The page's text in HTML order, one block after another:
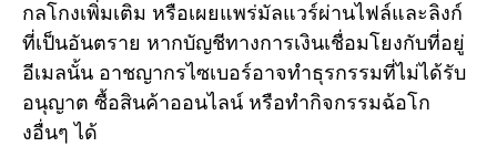
กลโกงเพิ่มเติม หรือเผยแพร่มัลแวร์ผ่านไฟล์และลิงก์
ที่เป็นอันตราย หากบัญชีทางการเงินเชื่อมโยงกับที่อยู่
อีเมลนั้น อาชญากรไซเบอร์อาจทำธุรกรรมที่ไม่ได้รับ
อนุญาต ซื้อสินค้าออนไลน์ หรือทำกิจกรรมฉ้อโก
งอื่นๆ ได้